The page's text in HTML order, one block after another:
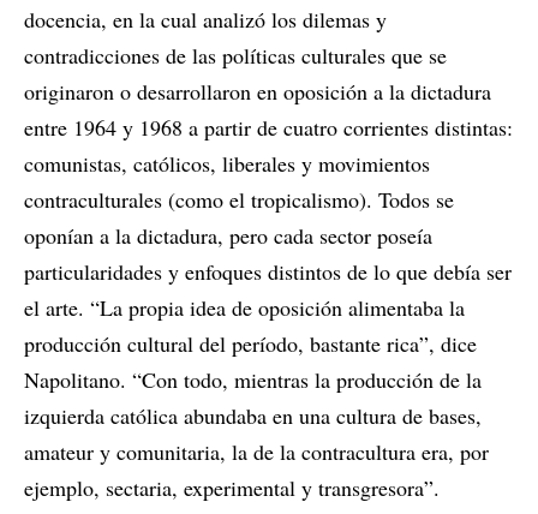
docencia, en la cual analizó los dilemas y
contradicciones de las políticas culturales que se
originaron o desarrollaron en oposición a la dictadura
entre 1964 y 1968 a partir de cuatro corrientes distintas:
comunistas, católicos, liberales y movimientos
contraculturales (como el tropicalismo). Todos se
oponían a la dictadura, pero cada sector poseía
particularidades y enfoques distintos de lo que debía ser
el arte. “La propia idea de oposición alimentaba la
producción cultural del período, bastante rica”, dice
Napolitano. “Con todo, mientras la producción de la
izquierda católica abundaba en una cultura de bases,
amateur y comunitaria, la de la contracultura era, por
ejemplo, sectaria, experimental y transgresora”.